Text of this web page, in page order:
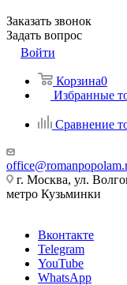
Заказать звонок
Задать вопрос
Войти
Корзина0
Избранные
Сравнение
г. Москва, ул.
метро Кузьминки
Вконтакте
Telegram
YouTube
WhatsApp